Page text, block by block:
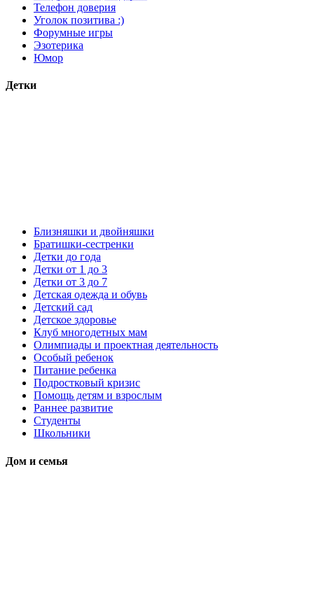
Телефон доверия
Уголок позитива :)
Форумные игры
Эзотерика
Юмор
Детки
Близняшки и двойняшки
Братишки-сестренки
Детки до года
Детки от 1 до 3
Детки от 3 до 7
Детская одежда и обувь
Детский сад
Детское здоровье
Клуб многодетных мам
Олимпиады и проектная деятельность
Особый ребенок
Питание ребенка
Подростковый кризис
Помощь детям и взрослым
Раннее развитие
Студенты
Школьники
Дом и семья